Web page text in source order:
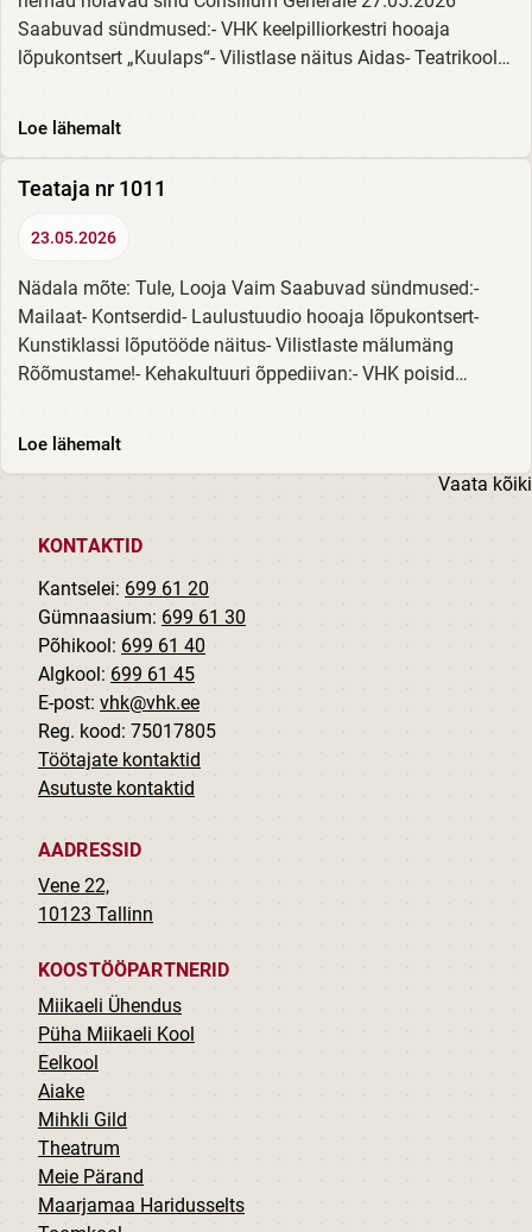
Saabuvad sündmused:- VHK keelpilliorkestri hooaja
lõpukontsert „Kuulaps“- Vilistlase näitus Aidas- Teatrikooli
Loe lähemalt
Teataja nr 1011
23.05.2026
Nädala mõte: Tule, Looja Vaim Saabuvad sündmused:-
Mailaat- Kontserdid- Laulustuudio hooaja lõpukontsert-
Kunstiklassi lõputööde näitus- Vilistlaste mälumäng
Rõõmustame!- Kehakultuuri õppediivan:- VHK poisid
Loe lähemalt
Vaata kõiki
KONTAKTID
Kantselei: 699 61 20
Gümnaasium: 699 61 30
Põhikool: 699 61 40
Algkool: 699 61 45
E-post: vhk@vhk.ee
Reg. kood: 75017805
Töötajate kontaktid
Asutuste kontaktid
AADRESSID
Vene 22,
10123 Tallinn
KOOSTÖÖPARTNERID
Miikaeli Ühendus
Püha Miikaeli Kool
Eelkool
Aiake
Mihkli Gild
Theatrum
Meie Pärand
Maarjamaa Haridusselts